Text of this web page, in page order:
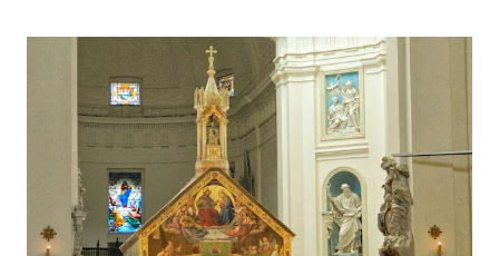
recent record , established in the early 80s by a group of
visionary citizens who wanted to build the largest
Christmas tree in the world . They succeeded and now this
has become a tourist attraction. Gubbio is built on the
slopes of Mount Ingino , and it is in the entire length of
the mountain just before Christmas, the lights are placed
forming a huge Christmas tree , but look at the numbers,